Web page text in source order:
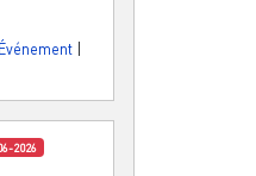
Événement
2026